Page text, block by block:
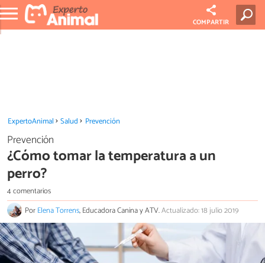
COMPARTIR
ExpertoAnimal Salud Prevención
Prevención
¿Cómo tomar la temperatura a un
perro?
4 comentarios
PorElena Torrens, Educadora Canina y ATV.Actualizado: 18 julio 2019